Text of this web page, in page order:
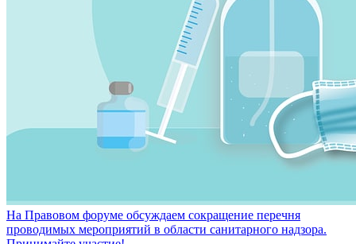
На Правовом форуме обсуждаем сокращение перечня
проводимых мероприятий в области санитарного надзора.